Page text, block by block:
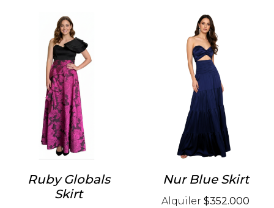
Ruby Globals
Skirt
Nur Blue Skirt
Alquiler $352.000